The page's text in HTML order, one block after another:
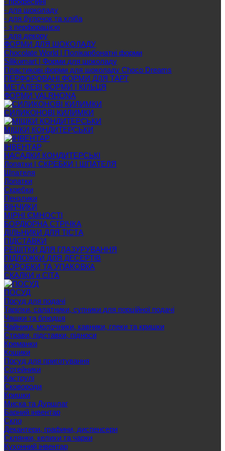
- для шоколаду
- для булочок та хліба
- з перфорацією
- для декору
ФОРМИ ДЛЯ ШОКОЛАДУ
Chocolate World | Полікарбонатні форми
Silikomart | Форми для шоколаду
Пластикові форми для шоколаду Choco Dreams
ПЕРФОРОВАНІ ФОРМИ ДЛЯ ТАРТ
МЕТАЛЕВІ ФОРМИ І КІЛЬЦЯ
ФОРМИ VALRHONA
СИЛИКОНОВІ КИЛИМКИ
МІШКИ КОНДИТЕРСЬКИ
ІНВЕНТАР
НАСАДКИ КОНДИТЕРСЬКІ
Лопатки | СКРЕБКИ | ШПАТЕЛЯ
Шпателя
Лопатки
Скребки
Пензлики
ВІНЧИКИ
МІРНІ ЄМНОСТІ
БОРДЮРНА СТРІЧКА
ДІЛЬНИКИ ДЛЯ ТІСТА
ПІДСТАВКИ
РЕШІТКИ ДЛЯ ГЛАЗУРУВАННЯ
ПІДЛОЖКИ ДЛЯ ДЕСЕРТІВ
КОРОБКИ ТА УПАКОВКА
СКАЛКИ и СІТА
ПОСУД
Посуд для подачі
Тарілки, салатники, супники для порційної подачі
Чашки та блюдця
Чайники, молочники, кавники, глеки та кришки
Страви, підставки, підноси
Креманки
Кошики
Посуд для приготування
Сотейники
Каструлі
Сковороди
Кришки
Миска та Дуршлаг
Барний інвентар
Скло
Декантери, графини, диспенсери
Склянки, келихи та чарки
Кухонний інвентар